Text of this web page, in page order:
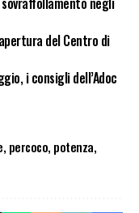
del Centro di
i consigli dell’Adoc
, percoco, potenza,